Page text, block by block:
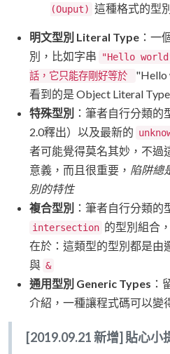
(Ouput) 這種格式的型
明文型別 Literal Type ：一
別，比如字串
"Hello world"
話，它只能存剛好等於
"Hello
看到的是 Object Literal
特殊型別 ：筆者自行分類的
2.0釋出）以及最新的
者可能覺得莫名其妙，不過
意義，而且很重要， 陷阱總
別的特性
複合型別 ：筆者自行分類的
intersection 的型別組合
在於：這類型的型別都是由
與 &
通用型別 Generic Types ：
介紹，一種讓程式碼可以變
[2019.09.21 新增] 貼心小